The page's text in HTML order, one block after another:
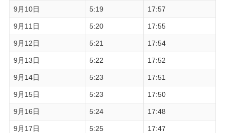
9月10日 5:19 17:57
9月11日 5:20 17:55
9月12日 5:21 17:54
9月13日 5:22 17:52
9月14日 5:23 17:51
9月15日 5:23 17:50
9月16日 5:24 17:48
9月17日 5:25 17:47